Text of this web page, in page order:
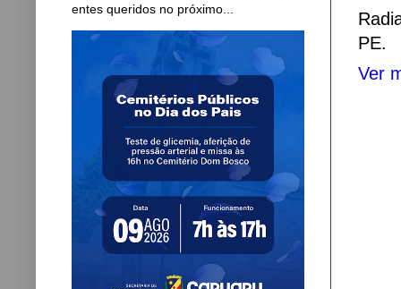
PE.
Ver
entes queridos no próximo...